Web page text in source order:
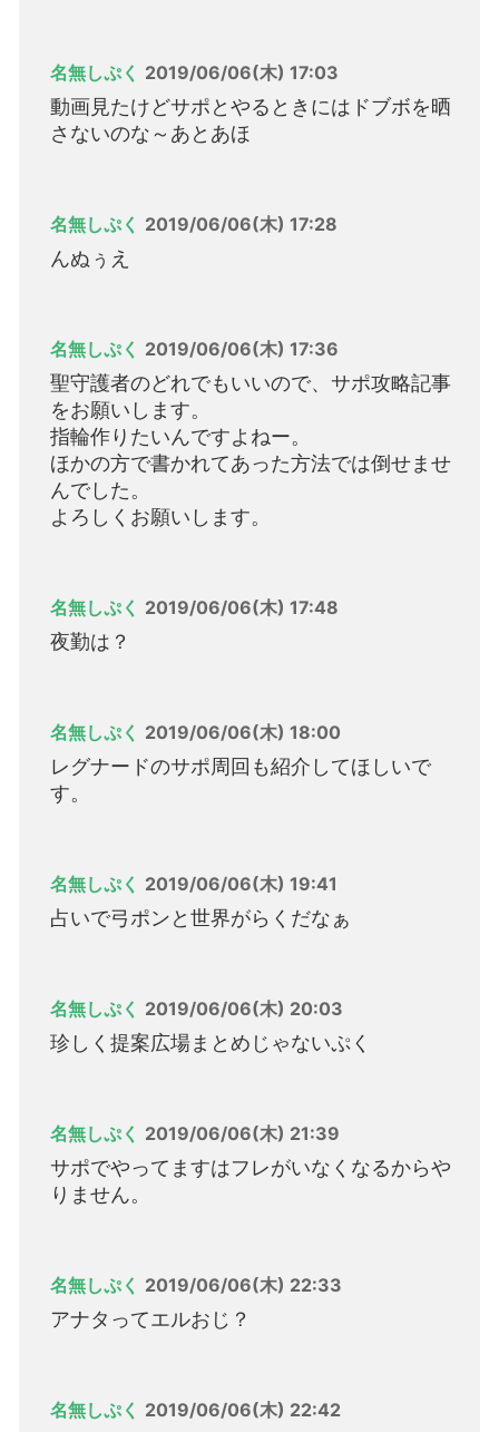
名無しぷく 2019/06/06(木) 17:03
動画見たけどサポとやるときにはドブボを晒
さないのな～あとあほ
名無しぷく 2019/06/06(木) 17:28
んぬぅえ
名無しぷく 2019/06/06(木) 17:36
聖守護者のどれでもいいので、サポ攻略記事
をお願いします。
指輪作りたいんですよねー。
ほかの方で書かれてあった方法では倒せませ
んでした。
よろしくお願いします。
名無しぷく 2019/06/06(木) 17:48
夜勤は？
名無しぷく 2019/06/06(木) 18:00
レグナードのサポ周回も紹介してほしいで
す。
名無しぷく 2019/06/06(木) 19:41
占いで弓ポンと世界がらくだなぁ
名無しぷく 2019/06/06(木) 20:03
珍しく提案広場まとめじゃないぷく
名無しぷく 2019/06/06(木) 21:39
サポでやってますはフレがいなくなるからや
りません。
名無しぷく 2019/06/06(木) 22:33
アナタってエルおじ？
名無しぷく 2019/06/06(木) 22:42